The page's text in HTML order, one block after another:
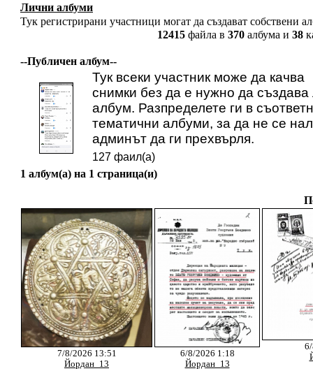
Лични албуми
Тук регистрирани участници могат да създават собствени
12415файла в 370албума и 38
--Публичен албум--
Тук всеки участник може да качва
снимки без да е нужно да създава
албум. Разпределете ги в
тематични албуми, за да не се
админът да ги прехвърля.
127 фаил(а)
1 албум(а) на 1 страница(и)
7/8/2026 13:51
Йордан_13
6/8/2026 1:18
Йордан_13